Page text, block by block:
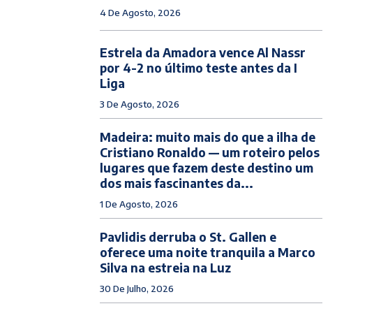
4 De Agosto, 2026
Estrela da Amadora vence Al Nassr
por 4-2 no último teste antes da I
Liga
3 De Agosto, 2026
Madeira: muito mais do que a ilha de
Cristiano Ronaldo — um roteiro pelos
lugares que fazem deste destino um
dos mais fascinantes da...
1 De Agosto, 2026
Pavlidis derruba o St. Gallen e
oferece uma noite tranquila a Marco
Silva na estreia na Luz
30 De Julho, 2026